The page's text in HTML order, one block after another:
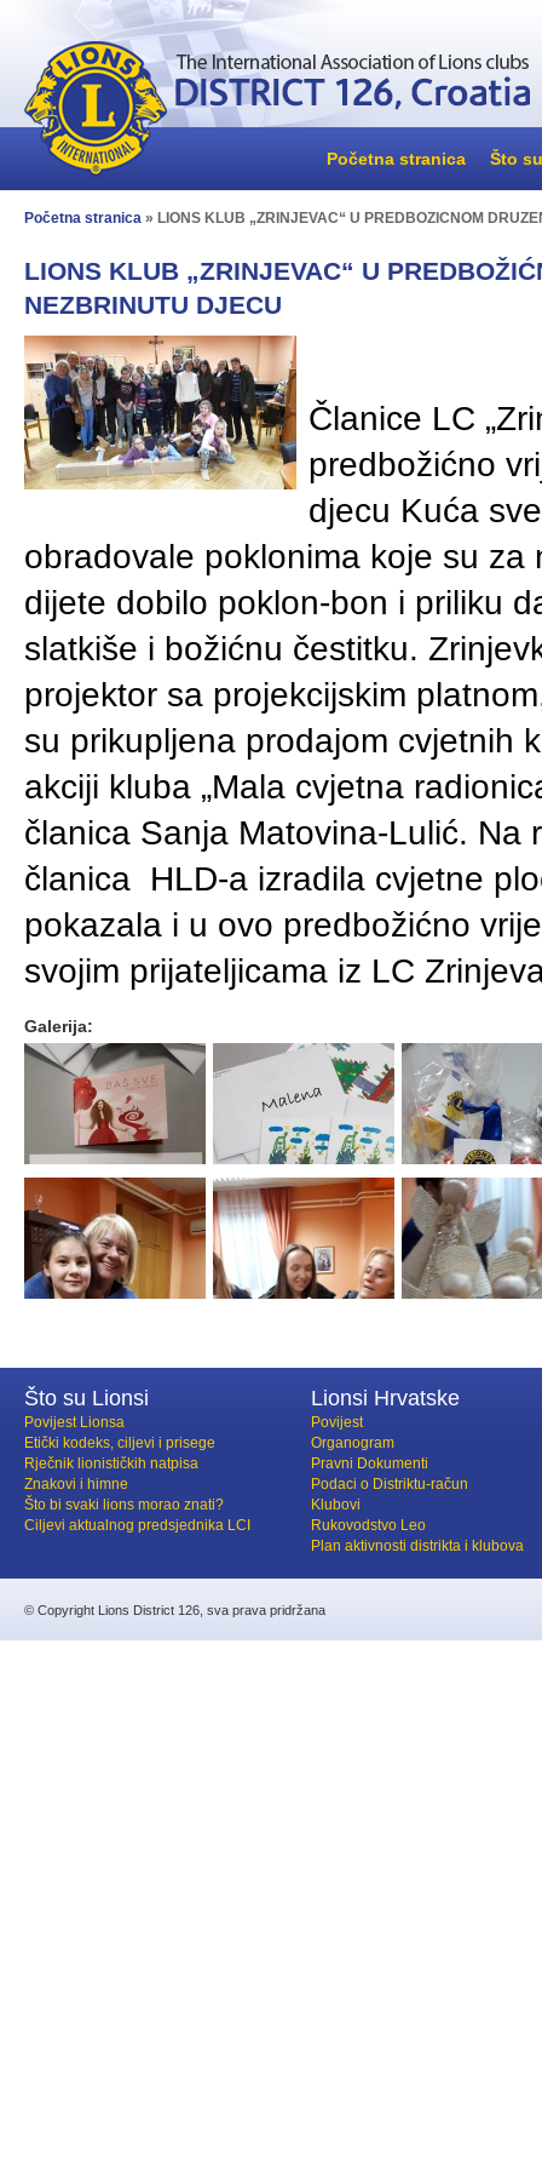
Početna stranica Što
Početna stranica » LIONS KLUB „ZRINJEVAC“ U PREDBOŽIĆNOM
LIONS KLUB „ZRINJEVAC“ U
NEZBRINUTU DJECU
Članice LC
predbožićno
djecu Kuća
obradovale poklonima koje su
dijete dobilo poklon-bon i priliku
slatkiše i božićnu čestitku.
projektor sa projekcijskim
su prikupljena prodajom cvjetnih
akciji kluba „Mala cvjetna
članica Sanja Matovina-Lulić. Na
članica HLD-a izradila cvjetne
pokazala i u ovo predbožićno
svojim prijateljicama iz LC
Galerija:
Što su Lionsi
Povijest Lionsa
Etički kodeks, ciljevi i prisege
Rječnik lionističkih natpisa
Znakovi i himne
Što bi svaki lions morao znati?
Ciljevi aktualnog predsjednika LCI
Lionsi Hrvatske
Povijest
Organogram
Pravni Dokumenti
Podaci o Distriktu-račun
Klubovi
Rukovodstvo Leo
Plan aktivnosti distrikta i klubova
© Copyright Lions District 126, sva prava pridržana